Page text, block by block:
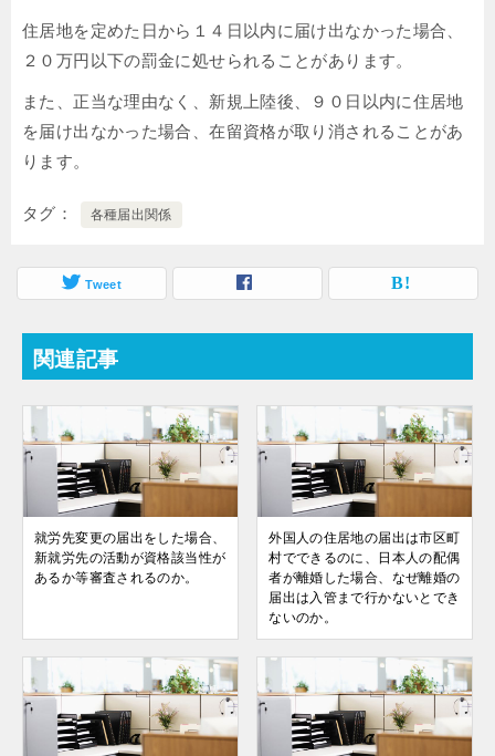
住居地を定めた日から１４日以内に届け出なかった場合、
２０万円以下の罰金に処せられることがあります。
また、正当な理由なく、新規上陸後、９０日以内に住居地
を届け出なかった場合、在留資格が取り消されることがあ
ります。
タグ 各種届出関係
Tweet
関連記事
就労先変更の届出をした場合、
新就労先の活動が資格該当性が
あるか等審査されるのか。
外国人の住居地の届出は市区町
村でできるのに、日本人の配偶
者が離婚した場合、なぜ離婚の
届出は入管まで行かないとでき
ないのか。